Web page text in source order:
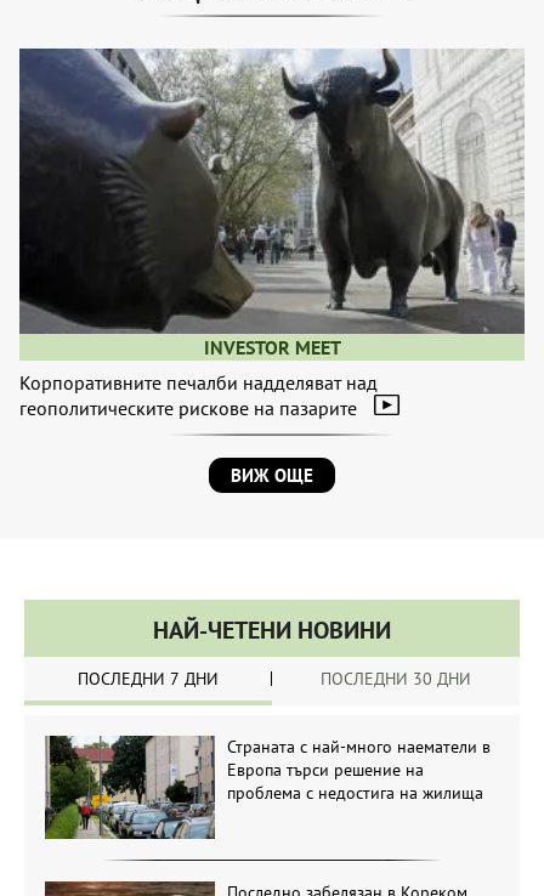
INVESTOR MEET
Корпоративните печалби надделяват над
геополитическите рискове на пазарите
ВИЖ ОЩЕ
НАЙ-ЧЕТЕНИ НОВИНИ
ПОСЛЕДНИ 7 ДНИ ПОСЛЕДНИ 30 ДНИ
Страната с най-много наематели в
Европа търси решение на
проблема с недостига на жилища